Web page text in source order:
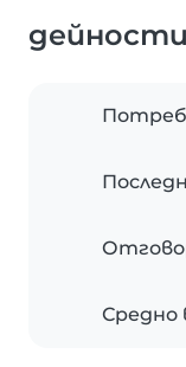
дейности
Средно